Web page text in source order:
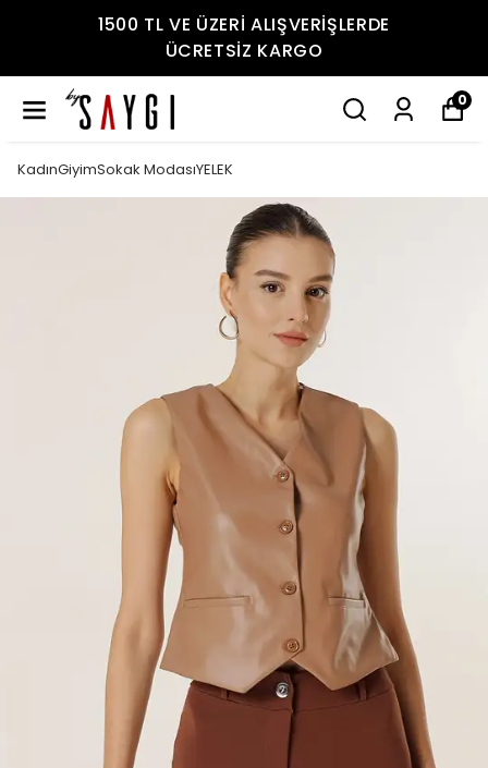
1500 TL VE ÜZERİ ALIŞVERİŞLERDE
ÜCRETSİZ KARGO
0
KadınGiyimSokak ModasıYELEK